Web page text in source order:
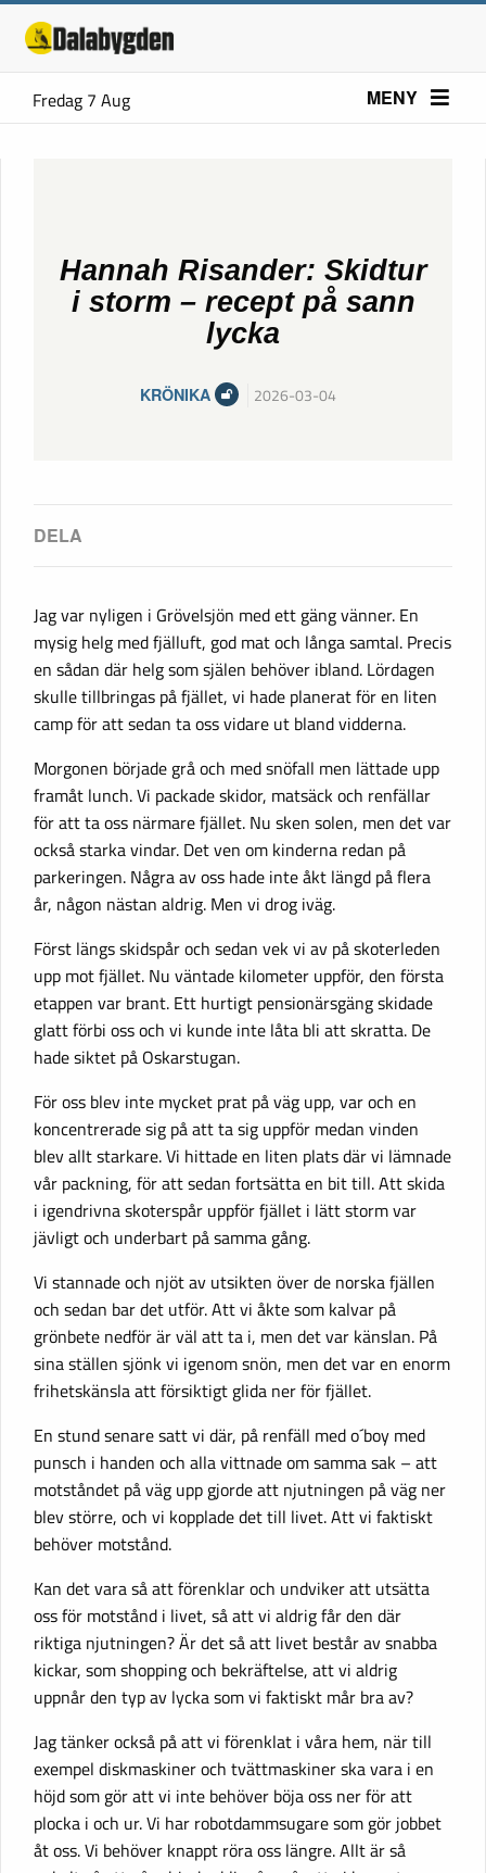
Fredag 7 Aug MENY
Hannah Risander: Skidtur
i storm – recept på sann
lycka
KRÖNIKA 2026-03-04
Jag var nyligen i Grövelsjön med ett gäng vänner. En
mysig helg med fjälluft, god mat och långa samtal. Precis
en sådan där helg som själen behöver ibland. Lördagen
skulle tillbringas på fjället, vi hade planerat för en liten
camp för att sedan ta oss vidare ut bland vidderna.
Morgonen började grå och med snöfall men lättade upp
framåt lunch. Vi packade skidor, matsäck och renfällar
för att ta oss närmare fjället. Nu sken solen, men det var
också starka vindar. Det ven om kinderna redan på
parkeringen. Några av oss hade inte åkt längd på flera
år, någon nästan aldrig. Men vi drog iväg.
Först längs skidspår och sedan vek vi av på skoterleden
upp mot fjället. Nu väntade kilometer uppför, den första
etappen var brant. Ett hurtigt pensionärsgäng skidade
glatt förbi oss och vi kunde inte låta bli att skratta. De
hade siktet på Oskarstugan.
För oss blev inte mycket prat på väg upp, var och en
koncentrerade sig på att ta sig uppför medan vinden
blev allt starkare. Vi hittade en liten plats där vi lämnade
vår packning, för att sedan fortsätta en bit till. Att skida
i igendrivna skoterspår uppför fjället i lätt storm var
jävligt och underbart på samma gång.
Vi stannade och njöt av utsikten över de norska fjällen
och sedan bar det utför. Att vi åkte som kalvar på
grönbete nedför är väl att ta i, men det var känslan. På
sina ställen sjönk vi igenom snön, men det var en enorm
frihetskänsla att försiktigt glida ner för fjället.
En stund senare satt vi där, på renfäll med o´boy med
punsch i handen och alla vittnade om samma sak – att
motståndet på väg upp gjorde att njutningen på väg ner
blev större, och vi kopplade det till livet. Att vi faktiskt
behöver motstånd.
Kan det vara så att förenklar och undviker att utsätta
oss för motstånd i livet, så att vi aldrig får den där
riktiga njutningen? Är det så att livet består av snabba
kickar, som shopping och bekräftelse, att vi aldrig
uppnår den typ av lycka som vi faktiskt mår bra av?
Jag tänker också på att vi förenklat i våra hem, när till
exempel diskmaskiner och tvättmaskiner ska vara i en
höjd som gör att vi inte behöver böja oss ner för att
plocka i och ur. Vi har robotdammsugare som gör jobbet
åt oss. Vi behöver knappt röra oss längre. Allt är så